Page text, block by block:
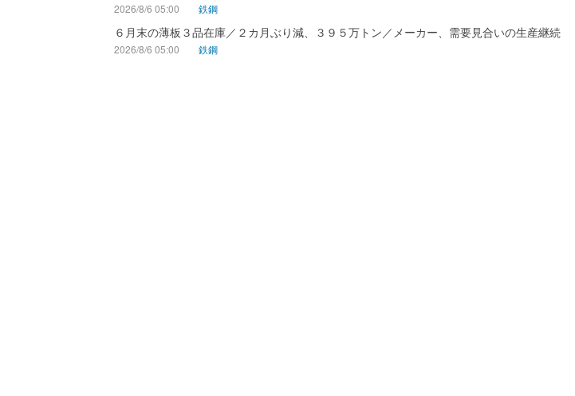
2026/8/6 05:00 鉄鋼
６月末の薄板３品在庫／２カ月ぶり減、３９５万トン／メーカー、需要見合いの生産継続
2026/8/6 05:00 鉄鋼